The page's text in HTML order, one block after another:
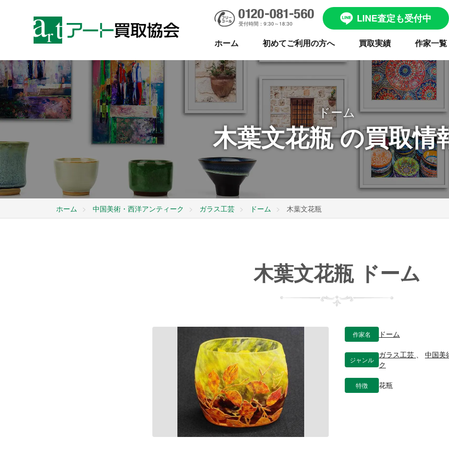
受付時間：9:30～18:30 LINE査定も受付中
ホーム 初めてご利用の方へ 買取実績 作家一覧
ドーム
木葉文花瓶 の買取情
ホーム 中国美術・西洋アンティーク ガラス工芸 ドーム 木葉文花瓶
木葉文花瓶 ドーム
作家名 ドーム
ジャンル
ガラス工芸
中国美
ク
特徴 花瓶